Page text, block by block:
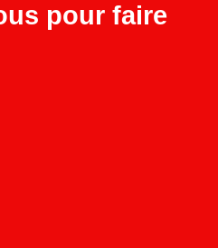
pour faire